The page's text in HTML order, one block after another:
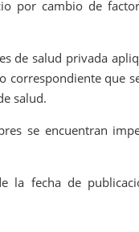
por cambio de
de salud privada
correspondiente que
salud.
se encuentran
la fecha de